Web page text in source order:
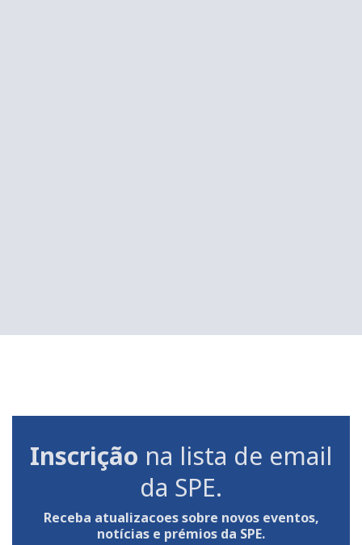
Inscrição na lista de email
da SPE.
Receba atualizacoes sobre novos eventos,
notícias e prémios da SPE.